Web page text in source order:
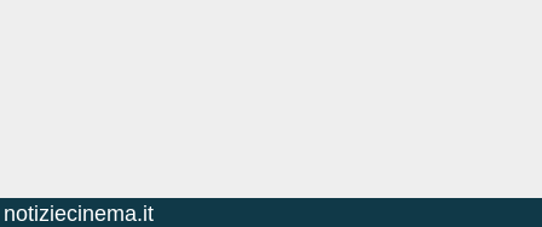
notiziecinema.it